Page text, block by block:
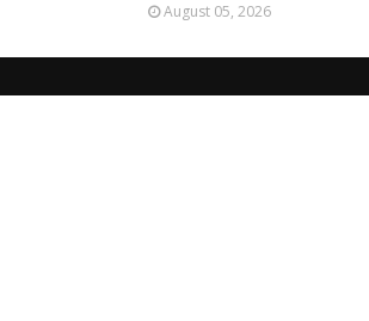
August 05, 2026